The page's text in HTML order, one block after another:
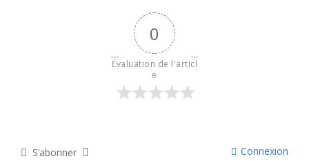
0
Évaluation de l'articl
e
S’abonner Connexion